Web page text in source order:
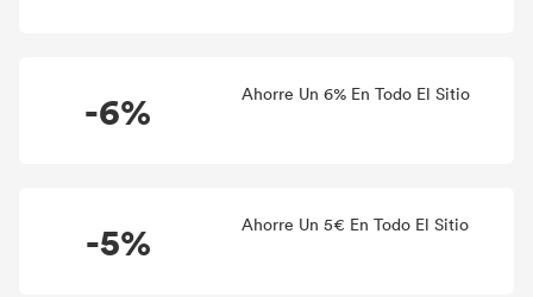
-6% Ahorre Un 6% En Todo El Sitio
-5% Ahorre Un 5€ En Todo El Sitio